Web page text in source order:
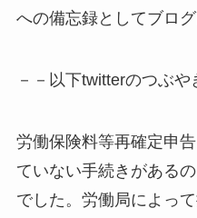
への備忘録としてブロ
－－以下twitterのつぶや
労働保険料等再確定申
ていない手続きがある
でした。労働局によっ